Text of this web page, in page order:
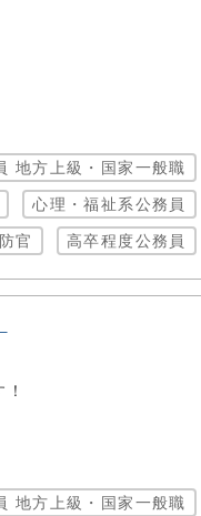
地方上級・国家一般職
心理・福祉系公務員
官 高卒程度公務員
地方上級・国家一般職